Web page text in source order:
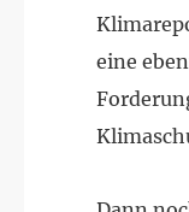
eine